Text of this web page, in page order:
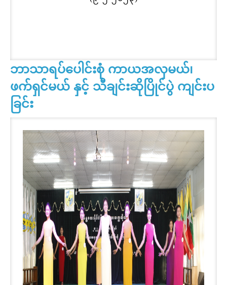
ဘာသာရပ်ပေါင်းစုံ ကာယအလှမယ်၊
ဖက်ရှင်မယ် နှင့် သီချင်းဆိုပြိုင်ပွဲ ကျင်းပ
ခြင်း